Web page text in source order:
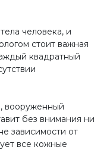
человека, и
стоит важная
квадратный
вооруженный
без внимания ни
зависимости от
все кожные